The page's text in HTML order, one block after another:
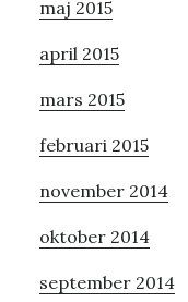
maj 2015
april 2015
mars 2015
februari 2015
november 2014
oktober 2014
september 2014